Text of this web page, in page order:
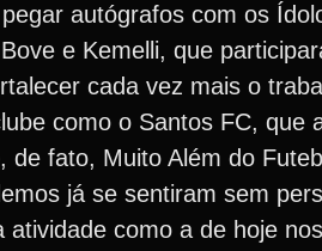
autógrafos com os
e Kemelli, que
cada vez mais o
como o Santos FC, que
fato, Muito Além do
já se sentiram sem
como a de hoje